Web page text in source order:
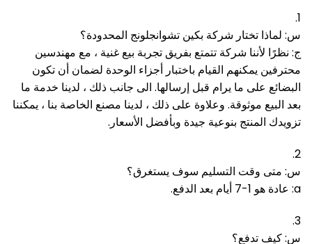
1.
س: لماذا تختار شركة بكين تشوانجلونج المحدودة؟
ج: نظرًا لأننا شركة تتمتع بفريق تجربة بيع غنية ، مع مهندسين
محترفين يمكنهم القيام باختبار أجزاء الوحدة لضمان أن تكون
البضائع على ما يرام قبل إرسالها. الى جانب ذلك ، لدينا خدمة ما
بعد البيع موثوقة. وعلاوة على ذلك ، لدينا مصنع الخاصة بنا ، يمكننا
تزويدك المنتج بنوعية جيدة وبأفضل الأسعار.
2.
س: متى وقت التسليم سوف يستغرق؟
a: عادة هو 1-7 أيام بعد الدفع.
3.
س: كيف تدفع؟